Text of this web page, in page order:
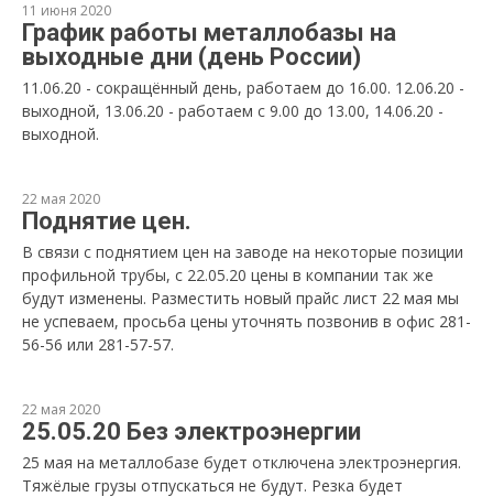
11 июня 2020
График работы металлобазы на
выходные дни (день России)
11.06.20 - сокращённый день, работаем до 16.00. 12.06.20 -
выходной, 13.06.20 - работаем с 9.00 до 13.00, 14.06.20 -
выходной.
22 мая 2020
Поднятие цен.
В связи с поднятием цен на заводе на некоторые позиции
профильной трубы, с 22.05.20 цены в компании так же
будут изменены. Разместить новый прайс лист 22 мая мы
не успеваем, просьба цены уточнять позвонив в офис 281-
56-56 или 281-57-57.
22 мая 2020
25.05.20 Без электроэнергии
25 мая на металлобазе будет отключена электроэнергия.
Тяжёлые грузы отпускаться не будут. Резка будет